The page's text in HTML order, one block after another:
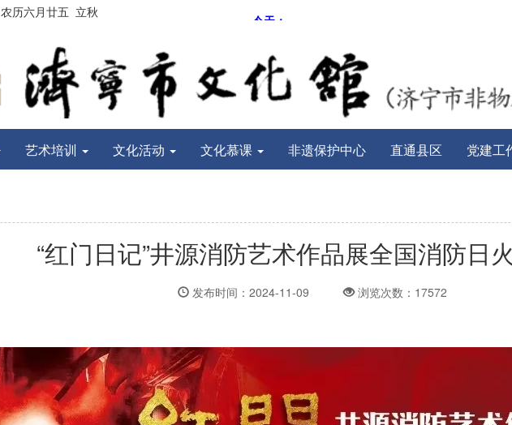
农历六月廿五 立秋
艺术培训 文化活动 文化慕课 非遗保护中心 直通县区 党建工
“红门日记”井源消防艺术作品展全国消防日
发布时间：2024-11-09 浏览次数：17572